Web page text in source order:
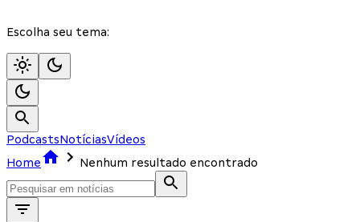
Escolha seu tema:
PodcastsNotíciasVídeos
Home
Nenhum resultado encontrado